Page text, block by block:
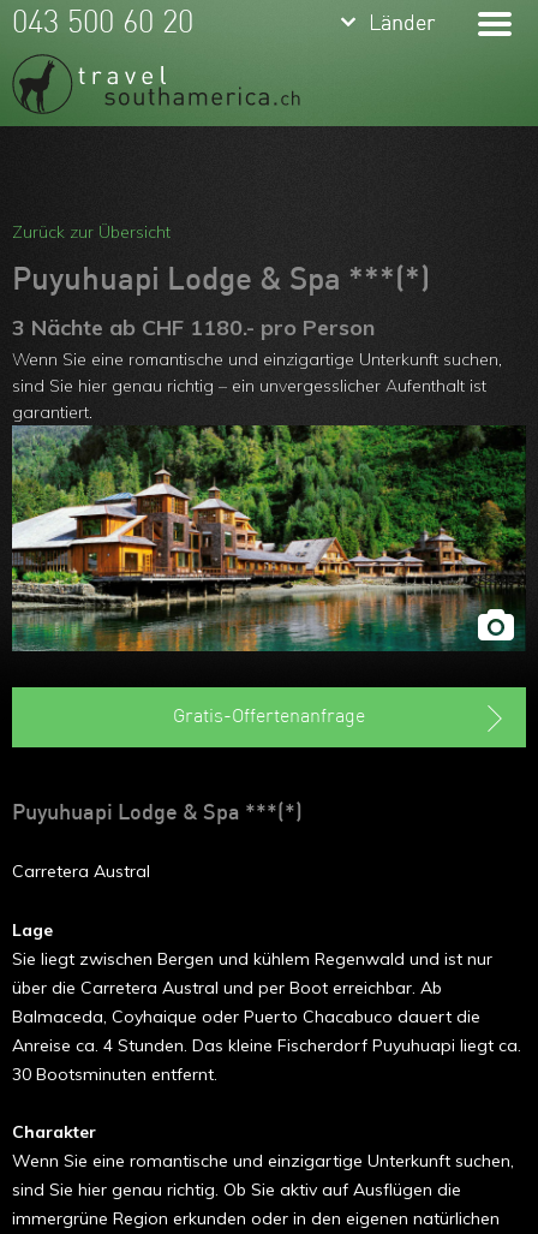
Team
Über uns
Feedbacks
Kontakt
ARVB
keyboard_arrow_down Länder
Ecuador
Bolivien
Paraguay
Guyanas
keyboard_arrow_down Länder
043 500 60 20
Zurück zur Übersicht
Puyuhuapi Lodge & Spa ***(*)
3 Nächte ab CHF 1180.- pro Person
Wenn Sie eine romantische und einzigartige Unterkunft suchen,
sind Sie hier genau richtig – ein unvergesslicher Aufenthalt ist
garantiert.
Gratis-Offertenanfrage
Puyuhuapi Lodge & Spa ***(*)
Carretera Austral
Lage
Sie liegt zwischen Bergen und kühlem Regenwald und ist nur
über die Carretera Austral und per Boot erreichbar. Ab
Balmaceda, Coyhaique oder Puerto Chacabuco dauert die
Anreise ca. 4 Stunden. Das kleine Fischerdorf Puyuhuapi liegt ca.
30 Bootsminuten entfernt.
Charakter
Wenn Sie eine romantische und einzigartige Unterkunft suchen,
sind Sie hier genau richtig. Ob Sie aktiv auf Ausflügen die
immergrüne Region erkunden oder in den eigenen natürlichen